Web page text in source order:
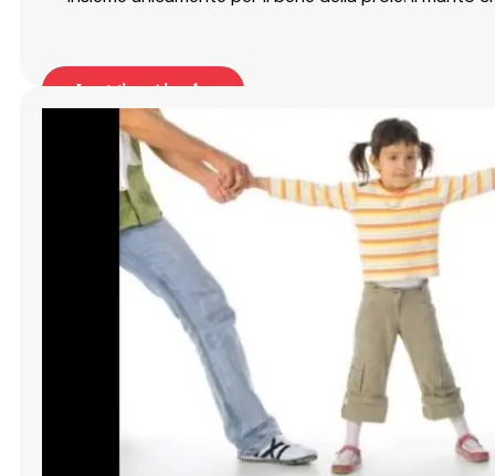
Leggi articolo